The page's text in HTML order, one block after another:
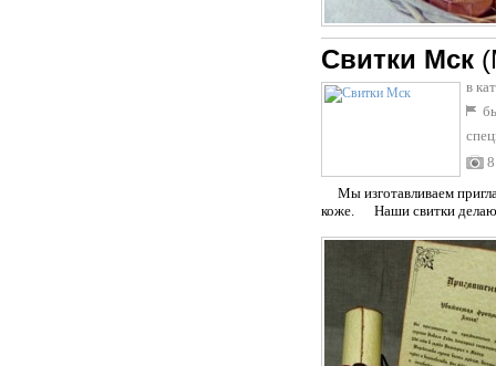
Свитки Мск
в
8
Мы изготавливаем
коже. Наши свитки делают